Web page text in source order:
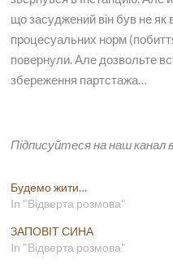
що засуджений він був не як
процесуальних норм
повернули. Але дозвольте
збереження партстажа…
Підписуйтеся на наш канал
Будемо жити…
In "Відверта розмова"
ЗАПОВІТ СИНА
In "Відверта розмова"